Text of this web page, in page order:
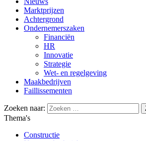
Marktprijzen
Achtergrond
Ondernemerszaken
Financiën
HR
Innovatie
Strategie
Wet- en regelgeving
Maakbedrijven
Faillissementen
Zoeken naar:
Thema's
Constructie